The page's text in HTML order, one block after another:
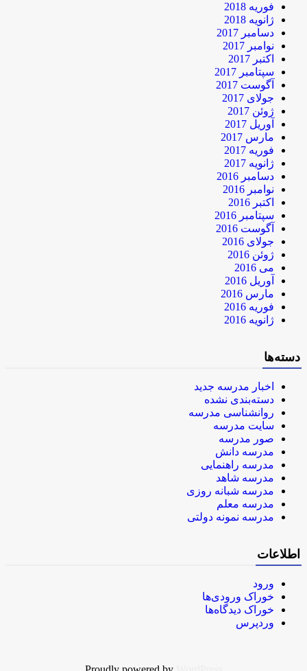
فوریه 2018
ژانویه 2018
دسامبر 2017
نوامبر 2017
اکتبر 2017
سپتامبر 2017
آگوست 2017
جولای 2017
ژوئن 2017
آوریل 2017
مارس 2017
فوریه 2017
ژانویه 2017
دسامبر 2016
نوامبر 2016
اکتبر 2016
سپتامبر 2016
آگوست 2016
جولای 2016
ژوئن 2016
می 2016
آوریل 2016
مارس 2016
فوریه 2016
ژانویه 2016
دسته‌ها
اخبار مدرسه جدید
دسته‌بندی نشده
روانشناسی مدرسه
سایت مدرسه
صور مدرسه
مدرسه دانش
مدرسه راهنمایی
مدرسه شاهد
مدرسه شبانه روزی
مدرسه معلم
مدرسه نمونه دولتی
اطلاعات
ورود
خوراک ورودی‌ها
خوراک دیدگاه‌ها
وردپرس